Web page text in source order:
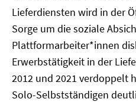
Lieferdiensten wird in der
Sorge um die soziale
Plattformarbeiter*innen
Erwerbstätigkeit in der
2012 und 2021 verdoppelt
Solo-Selbstständigen